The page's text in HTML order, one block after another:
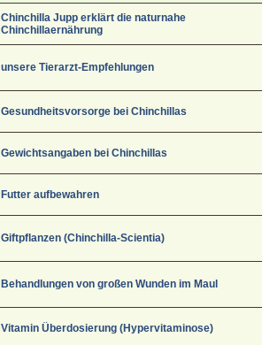
Chinchilla Jupp erklärt die naturnahe
Chinchillaernährung
unsere Tierarzt-Empfehlungen
Gesundheitsvorsorge bei Chinchillas
Gewichtsangaben bei Chinchillas
Futter aufbewahren
Giftpflanzen (Chinchilla-Scientia)
Behandlungen von großen Wunden im Maul
Vitamin Überdosierung (Hypervitaminose)